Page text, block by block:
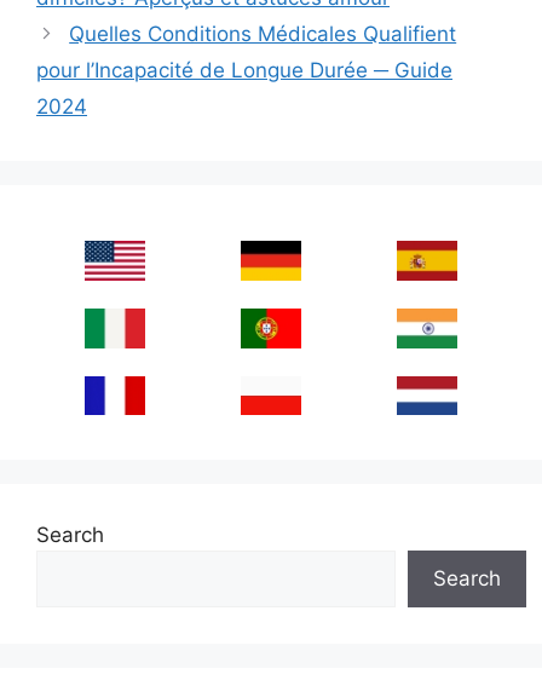
Quelles Conditions Médicales Qualifient
pour l’Incapacité de Longue Durée ─ Guide
2024
Search
Search